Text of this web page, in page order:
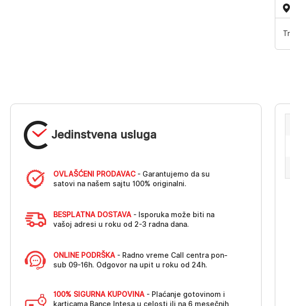
Jedinstvena usluga
OVLAŠĆENI PRODAVAC- Garantujemo da su
satovi na našem sajtu 100% originalni.
BESPLATNA DOSTAVA - Isporuka može biti na
vašoj adresi u roku od 2-3 radna dana.
ONLINE PODRŠKA - Radno vreme Call centra pon-
sub 09-16h. Odgovor na upit u roku od 24h.
100% SIGURNA KUPOVINA - Plaćanje gotovinom i
karticama Bance Intesa u celosti ili na 6 mesečnih